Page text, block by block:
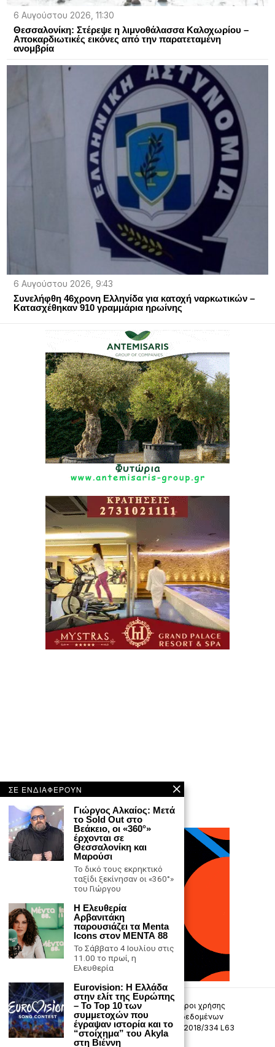
6 Αυγούστου 2026, 11:30
Θεσσαλονίκη: Στέρεψε η λιμνοθάλασσα Καλοχωρίου –
Αποκαρδιωτικές εικόνες από την παρατεταμένη
ανομβρία
6 Αυγούστου 2026, 9:43
Συνελήφθη 46χρονη Ελληνίδα για κατοχή ναρκωτικών –
Κατασχέθηκαν 910 γραμμάρια ηρωίνης
Επικοινωνία Πολιτική Απορρήτου
Όροι χρήσης
Πολιτική προστασίας προσωπικών δεδομένων
Δήλωση συμμόρφωσης -σύσταση (ΕΕ) 2018/334 L63
ΣΕ ΕΝΔΙΑΦΕΡΟΥΝ
Γιώργος Αλκαίος: Μετά
το Sold Out στο
Βεάκειο, οι «360°»
έρχονται σε
Θεσσαλονίκη και
Μαρούσι
Το δικό τους εκρηκτικό
ταξίδι ξεκίνησαν οι «360°»
του Γιώργου
Η Ελευθερία
Αρβανιτάκη
παρουσιάζει τα Menta
Icons στον ΜΕΝΤΑ 88
Το Σάββατο 4 Ιουλίου στις
11.00 το πρωί, η
Ελευθερία
Eurovision: Η Ελλάδα
στην ελίτ της Ευρώπης
– Το Top 10 των
συμμετοχών που
έγραψαν ιστορία και το
“στοίχημα” του Akyla
στη Βιέννη